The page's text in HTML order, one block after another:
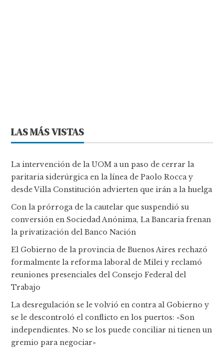
LAS MÁS VISTAS
La intervención de la UOM a un paso de cerrar la
paritaria siderúrgica en la línea de Paolo Rocca y
desde Villa Constitución advierten que irán a la huelga
Con la prórroga de la cautelar que suspendió su
conversión en Sociedad Anónima, La Bancaria frenan
la privatización del Banco Nación
El Gobierno de la provincia de Buenos Aires rechazó
formalmente la reforma laboral de Milei y reclamó
reuniones presenciales del Consejo Federal del
Trabajo
La desregulación se le volvió en contra al Gobierno y
se le descontroló el conflicto en los puertos: «Son
independientes. No se los puede conciliar ni tienen un
gremio para negociar»